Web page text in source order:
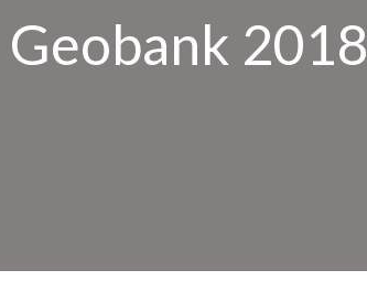
2018